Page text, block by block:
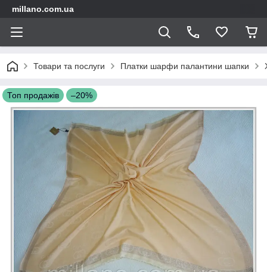
millano.com.ua
Товари та послуги Платки шарфи палантини шапки
Топ продажів –20%